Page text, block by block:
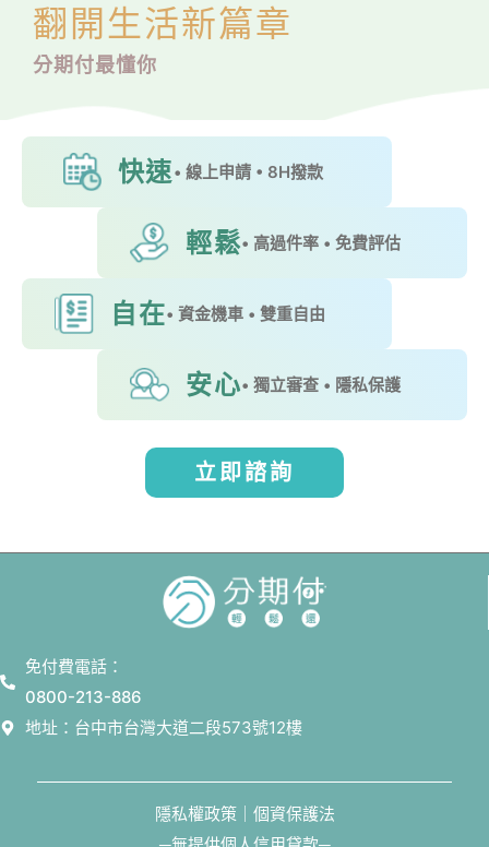
翻開生活新篇章
分期付最懂你
快速• 線上申請 • 8H撥款
輕鬆• 高過件率 • 免費評估
自在• 資金機車 • 雙重自由
安心• 獨立審查 • 隱私保護
立即諮詢
免付費電話：
0800-213-886
地址：台中市台灣大道二段573號12樓
隱私權政策｜個資保護法